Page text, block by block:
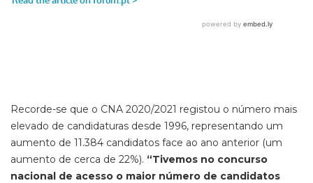
Recorde-se que o CNA 2020/2021 registou o número mais
elevado de candidaturas desde 1996, representando um
aumento de 11.384 candidatos face ao ano anterior (um
aumento de cerca de 22%). “Tivemos no concurso
nacional de acesso o maior número de candidatos